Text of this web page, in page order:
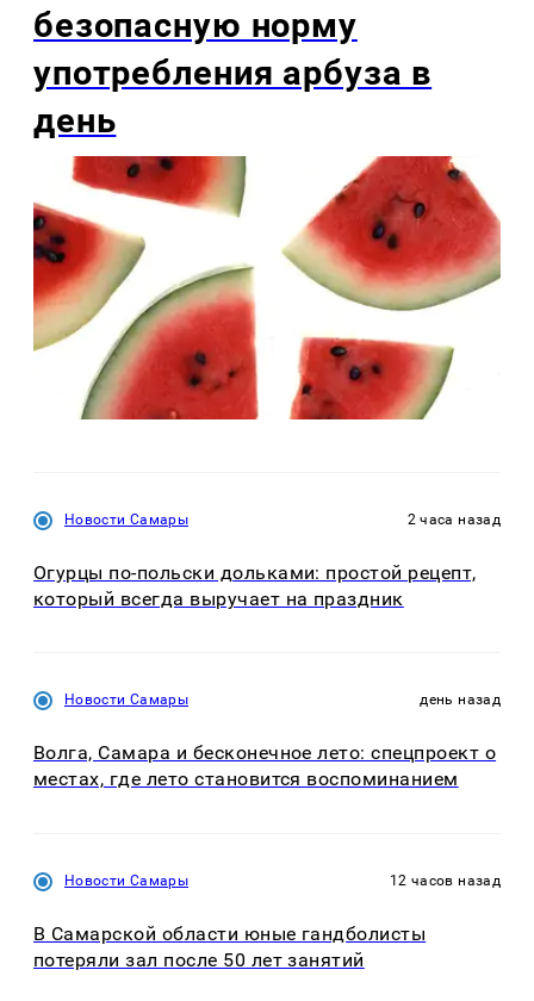
безопасную норму
употребления арбуза в
день
Новости Самары 2 часа назад
Огурцы по‑польски дольками: простой рецепт,
который всегда выручает на праздник
Новости Самары день назад
Волга, Самара и бесконечное лето: спецпроект о
местах, где лето становится воспоминанием
Новости Самары 12 часов назад
В Самарской области юные гандболисты
потеряли зал после 50 лет занятий